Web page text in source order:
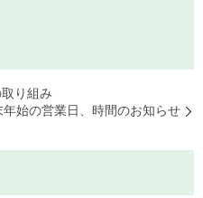
り組み
年始の営業日、時間のお知らせ